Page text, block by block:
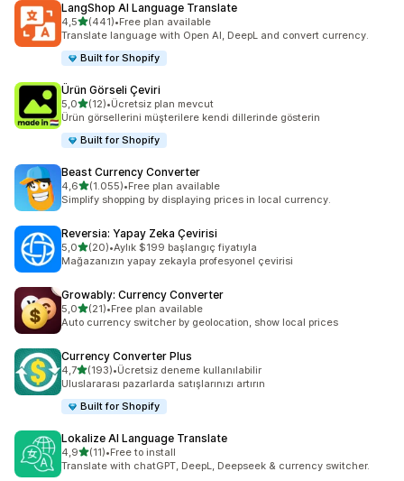
LangShop AI Language Translate
4,55 yıldız üzerinden
(441)
toplam 441 değerlendirme
•Free plan available
Translate language with Open AI, DeepL and convert currency.
Built for Shopify
Ürün Görseli Çeviri
5,05 yıldız üzerinden
(12)
toplam 12 değerlendirme
•Ücretsiz plan mevcut
Ürün görsellerini müşterilere kendi dillerinde gösterin
Built for Shopify
Beast Currency Converter
4,65 yıldız üzerinden
(1.055)
toplam 1055 değerlendirme
•Free plan available
Simplify shopping by displaying prices in local currency.
Reversia: Yapay Zeka Çevirisi
5,05 yıldız üzerinden
(20)
toplam 20 değerlendirme
•Aylık $199 başlangıç fiyatıyla
Mağazanızın yapay zekayla profesyonel çevirisi
Growably: Currency Converter
5,05 yıldız üzerinden
(21)
toplam 21 değerlendirme
•Free plan available
Auto currency switcher by geolocation, show local prices
Currency Converter Plus
4,75 yıldız üzerinden
(193)
toplam 193 değerlendirme
•Ücretsiz deneme kullanılabilir
Uluslararası pazarlarda satışlarınızı artırın
Built for Shopify
Lokalize AI Language Translate
4,95 yıldız üzerinden
(11)
toplam 11 değerlendirme
•Free to install
Translate with chatGPT, DeepL, Deepseek & currency switcher.